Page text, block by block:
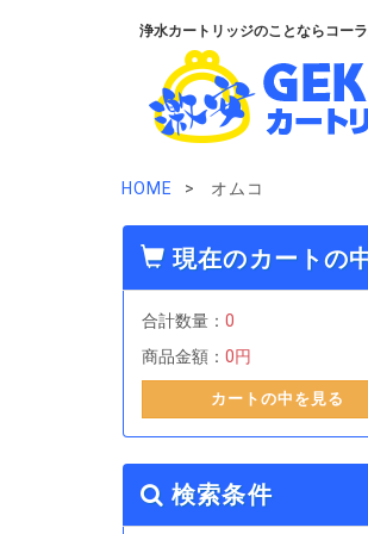
浄水カートリッジのことならコー
HOME オムコ
現在のカートの
合計数量： 0
商品金額： 0円
カートの中を見る
検索条件